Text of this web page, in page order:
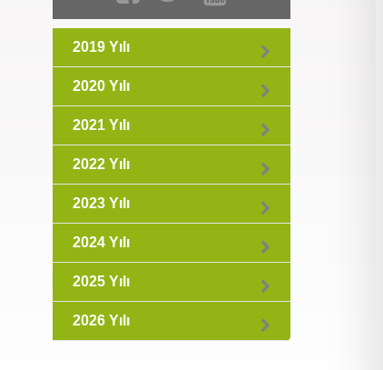
2019 Yılı
2020 Yılı
2021 Yılı
2022 Yılı
2023 Yılı
2024 Yılı
2025 Yılı
2026 Yılı